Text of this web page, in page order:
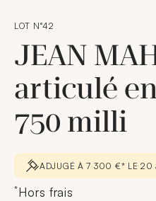
LOT N°42
JEAN
articulé
750 milli
ADJUGÉ À 7 300 €* LE 20
*Hors frais